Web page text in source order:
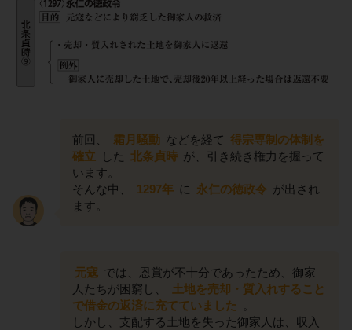
前回、 霜月騒動 などを経て 得宗専制の体制を
確立
した 北条貞時 が、引き続き権力を握って
います。
そんな中、
1297年 に 永仁の徳政令 が出され
ます。
元寇 では、恩賞が不十分であったため、御家
人たちが困窮し、
土地を売却・質入れすること
で借金の返済に充てていました
しかし、支配する土地を失った御家人は、収入